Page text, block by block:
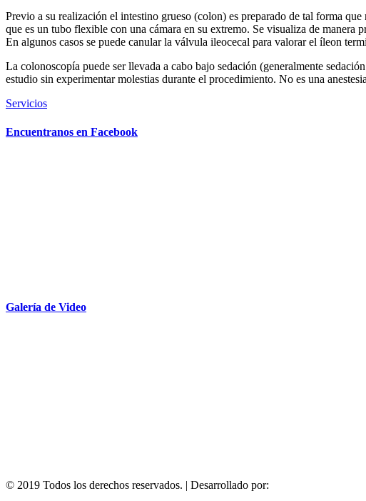
Previo a su realización el intestino grueso (colon) es preparado de tal forma
que es un tubo flexible con una cámara en su extremo. Se visualiza de manera
En algunos casos se puede canular la válvula ileocecal para valorar el íleon
La colonoscopía puede ser llevada a cabo bajo sedación (generalmente
estudio sin experimentar molestias durante el procedimiento. No es una
Servicios
Encuentranos en Facebook
Galería de Video
© 2019 Todos los derechos reservados. | Desarrollado por: